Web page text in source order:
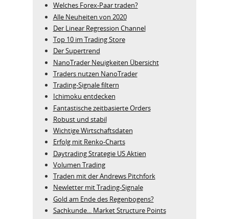
Welches Forex-Paar traden?
Alle Neuheiten von 2020
Der Linear Regression Channel
Top 10 im Trading Store
Der Supertrend
NanoTrader Neuigkeiten Übersicht
Traders nutzen NanoTrader
Trading-Signale filtern
Ichimoku entdecken
Fantastische zeitbasierte Orders
Robust und stabil
Wichtige Wirtschaftsdaten
Erfolg mit Renko-Charts
Daytrading Strategie US Aktien
Volumen Trading
Traden mit der Andrews Pitchfork
Newletter mit Trading-Signale
Gold am Ende des Regenbogens?
Sachkunde... Market Structure Points